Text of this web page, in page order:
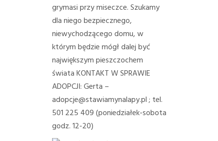
grymasi przy miseczce. Szukamy
dla niego bezpiecznego,
niewychodzącego domu, w
którym będzie mógł dalej być
największym pieszczochem
świataKONTAKT W SPRAWIE
ADOPCJI: Gerta –
adopcje@stawiamynalapy.pl ; tel.
501 225 409 (poniedziałek-sobota
godz. 12-20)